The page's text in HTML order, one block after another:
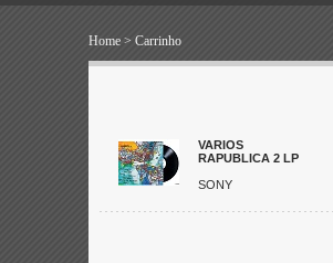
Home > Carrinho
VARIOS
RAPUBLICA 2 LP
SONY